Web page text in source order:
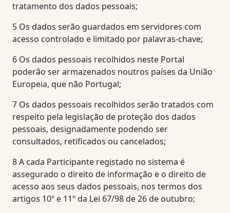
tratamento dos dados pessoais;
5 Os dados serão guardados em servidores com
acesso controlado e limitado por palavras-chave;
6 Os dados pessoais recolhidos neste Portal
poderão ser armazenados noutros países da União
Europeia, que não Portugal;
7 Os dados pessoais recolhidos serão tratados com
respeito pela legislação de proteção dos dados
pessoais, designadamente podendo ser
consultados, retificados ou cancelados;
8A cada Participante registado no sistema é
assegurado o direito de informação e o direito de
acesso aos seus dados pessoais, nos termos dos
artigos 10º e 11º da Lei 67/98 de 26 de outubro;